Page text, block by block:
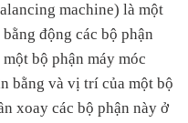
machine) là một
động các bộ phận
bộ phận máy móc
bằng và vị trí của một bộ
xoay các bộ phận này ở